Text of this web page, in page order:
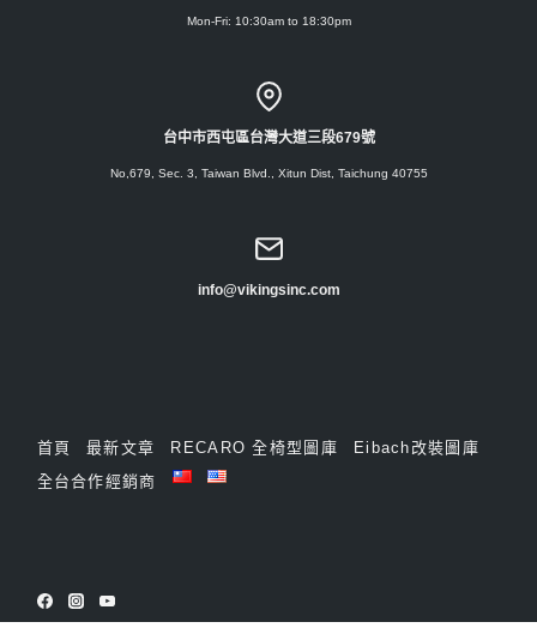
Mon-Fri: 10:30am to 18:30pm
台中市西屯區台灣大道三段679號
No,679, Sec. 3, Taiwan Blvd., Xitun Dist, Taichung 40755
info@vikingsinc.com
首頁 最新文章 RECARO 全椅型圖庫
Eibach改裝圖庫
全台合作經銷商